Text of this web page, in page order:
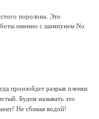
поролона. Это
именно с шампунем No
произойдет разрыв пленки
Будем называть это
Не сбивая водой!